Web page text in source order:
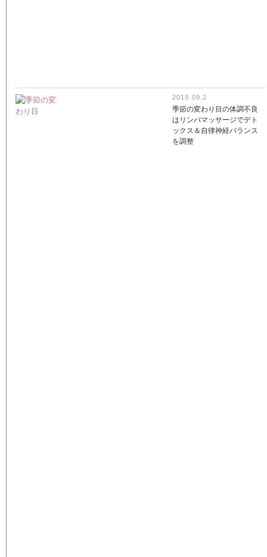
2019.09.2
季節の変わり目の体調不良
はリンパマッサージでデト
ックス＆自律神経バランス
を調整